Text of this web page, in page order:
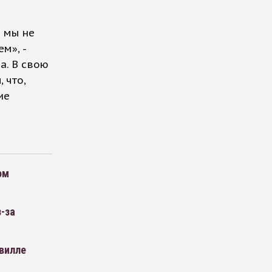
мы не
-
В свою
что,
за